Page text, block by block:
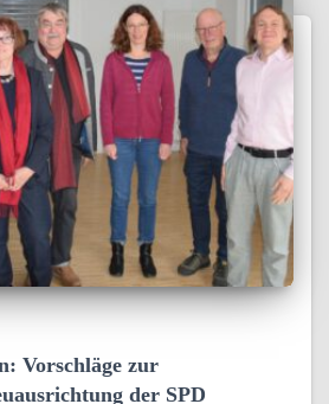
Vorschläge zur
der SPD